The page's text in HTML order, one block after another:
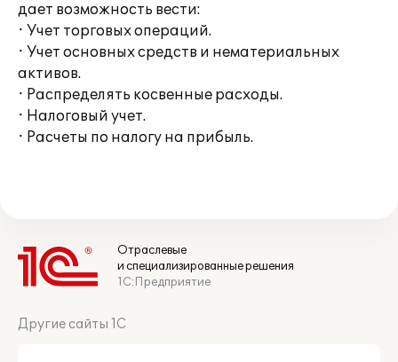
дает возможность вести:
· Учет торговых операций.
· Учет основных средств и нематериальных
активов.
· Распределять косвенные расходы.
· Налоговый учет.
· Расчеты по налогу на прибыль.
Отраслевые
и специализированные решения
1С:Предприятие
Другие сайты 1С